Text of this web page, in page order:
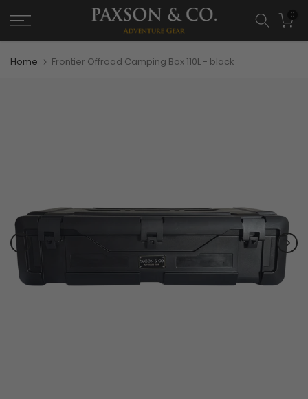
0
Home Frontier Offroad Camping Box 110L - black